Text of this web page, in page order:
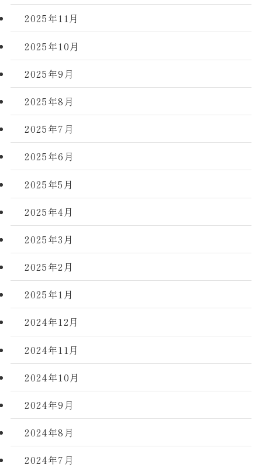
2025年11月
2025年10月
2025年9月
2025年8月
2025年7月
2025年6月
2025年5月
2025年4月
2025年3月
2025年2月
2025年1月
2024年12月
2024年11月
2024年10月
2024年9月
2024年8月
2024年7月